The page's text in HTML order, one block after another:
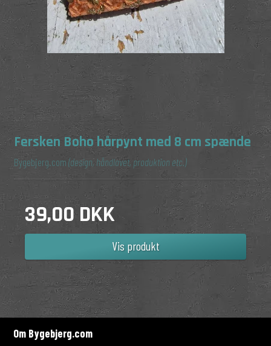
Fersken Boho hårpynt med 8 cm spænde
Bygebjerg.com(design, håndlavet, produktion etc.)
39,00 DKK
Vis produkt
Om Bygebjerg.com